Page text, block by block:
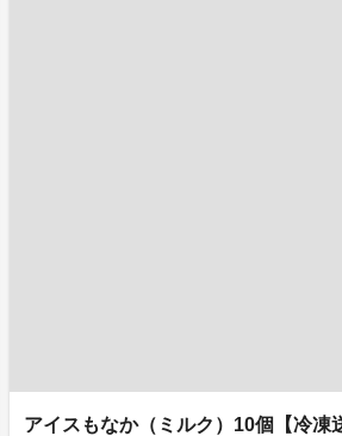
アイスもなか（ミルク）10個【冷凍